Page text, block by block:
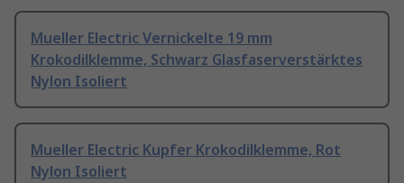
Mueller Electric Vernickelte 19 mm
Krokodilklemme, Schwarz Glasfaserverstärktes
Nylon Isoliert
Mueller Electric Kupfer Krokodilklemme, Rot
Nylon Isoliert